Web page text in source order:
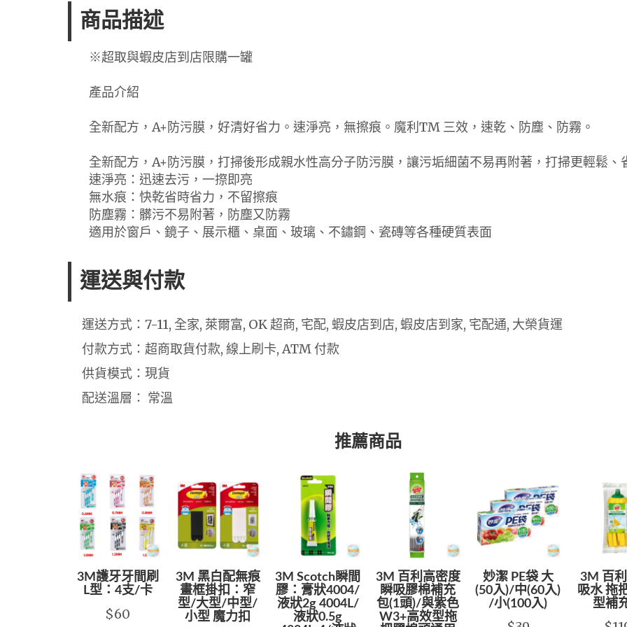
商品描述
※超取與蝦皮店到店限購一罐
產品介紹
全新配方，A+防污膜，好清好省力。速淨亮，無擦痕。魔利TM 三效，速乾、防塵、防霧。
全新配方，A+防污膜，打掃後形成親水性高分子防污膜，讓污垢細菌不易再附著，打掃更輕鬆、
速淨亮：迅速去污，一摖即亮
無水痕：快乾省時省力，不留擦痕
防塵霧：髒污不易附著，防塵又防霧
適用於窗戶、鏡子、展示櫃、桌面、玻璃、不鏽鋼、瓷磚等各種硬質表面
運送與付款
運送方式：7-11, 全家, 萊爾富, OK 超商, 宅配, 蝦皮店到店, 蝦皮店到家, 宅配通, 大榮貨運
付款方式：超商取貨付款, 線上刷卡, ATM 付款
供貨模式：現貨
配送溫層： 常溫
推薦商品
3M護牙牙間刷
L型：4支/卡
$60
3M 黑白配無痕
畫框掛扣：窄
型/大型/中型/
小型 魔力扣
3M Scotch瞬間
膠：膏狀4004/
液狀2g 4004L/
液狀0.5g
3M 百利高密度
瞬吸膠棉補充
包(1頭)/與紫色
W3+高效型拖
妙潔 PE袋 大
(50入)/中(60入)
/小(100入)
3M 百
吸水 拖
型補